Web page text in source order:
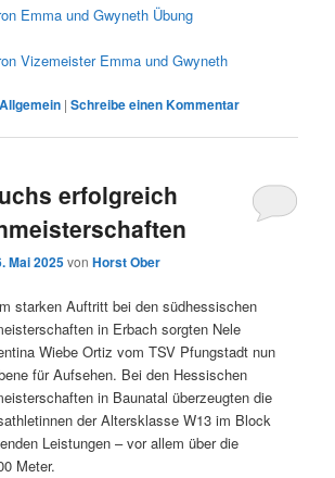
Emma und Gwyneth Übung
Vizemeister Emma und Gwyneth
Allgemein |Schreibe einen Kommentar
erfolgreich
Mai 2025vonHorst Ober
starken Auftritt bei den südhessischen
in Erbach sorgten Nele
Wiebe Ortiz vom TSV Pfungstadt nun
für Aufsehen. Bei den Hessischen
in Baunatal überzeugten die
der Altersklasse W13 im Block
Leistungen – vor allem über die
Meter.